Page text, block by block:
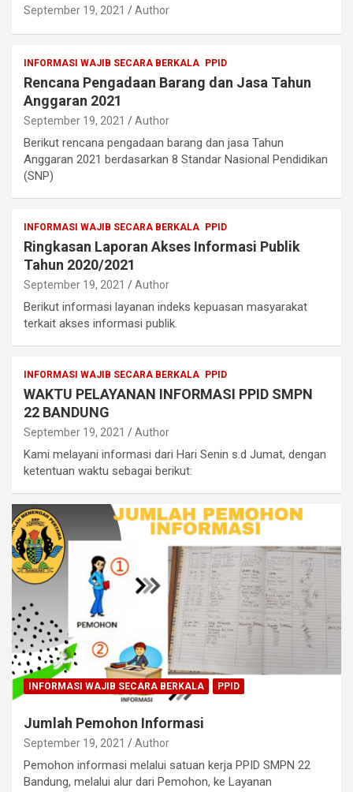
September 19, 2021 Author
INFORMASI WAJIB SECARA BERKALA PPID
Rencana Pengadaan Barang dan Jasa Tahun
Anggaran 2021
September 19, 2021 Author
Berikut rencana pengadaan barang dan jasa Tahun
Anggaran 2021 berdasarkan 8 Standar Nasional Pendidikan
(SNP)
INFORMASI WAJIB SECARA BERKALA PPID
Ringkasan Laporan Akses Informasi Publik
Tahun 2020/2021
September 19, 2021 Author
Berikut informasi layanan indeks kepuasan masyarakat
terkait akses informasi publik.
INFORMASI WAJIB SECARA BERKALA PPID
WAKTU PELAYANAN INFORMASI PPID SMPN
22 BANDUNG
September 19, 2021 Author
Kami melayani informasi dari Hari Senin s.d Jumat, dengan
ketentuan waktu sebagai berikut:
INFORMASI WAJIB SECARA BERKALA PPID
Jumlah Pemohon Informasi
September 19, 2021 Author
Pemohon informasi melalui satuan kerja PPID SMPN 22
Bandung, melalui alur dari Pemohon, ke Layanan